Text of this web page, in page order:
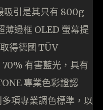
引是其只有 800g
薄邊框 OLED 螢幕提
得德國 TÜV
有害藍光，具有
專業色彩證認
項專業調色標準，以